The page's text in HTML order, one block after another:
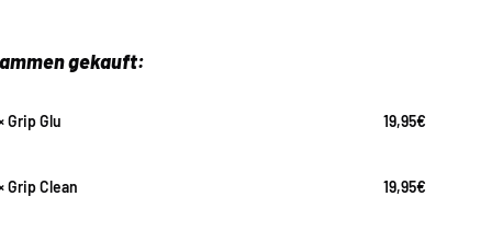
gekauft:
Grip Glu 19,95€
Grip Clean 19,95€